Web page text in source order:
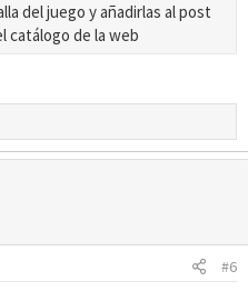
del juego y añadirlas al post
catálogo de la web
#6